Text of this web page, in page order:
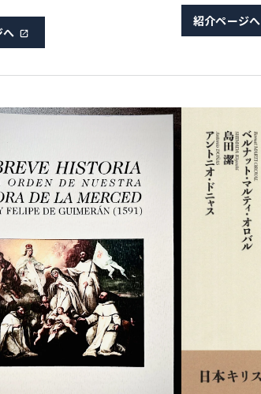
へ
紹介ページへ